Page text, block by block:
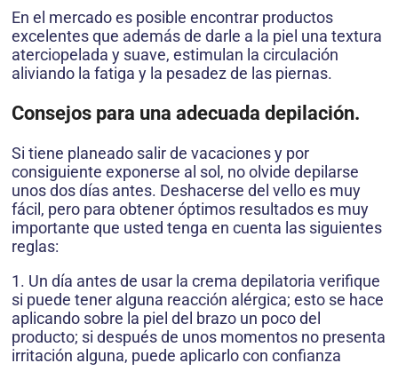
En el mercado es posible encontrar productos
excelentes que además de darle a la piel una textura
aterciopelada y suave, estimulan la circulación
aliviando la fatiga y la pesadez de las piernas.
Consejos para una adecuada depilación.
Si tiene planeado salir de vacaciones y por
consiguiente exponerse al sol, no olvide depilarse
unos dos días antes. Deshacerse del vello es muy
fácil, pero para obtener óptimos resultados es muy
importante que usted tenga en cuenta las siguientes
reglas:
1. Un día antes de usar la crema depilatoria verifique
si puede tener alguna reacción alérgica; esto se hace
aplicando sobre la piel del brazo un poco del
producto; si después de unos momentos no presenta
irritación alguna, puede aplicarlo con confianza